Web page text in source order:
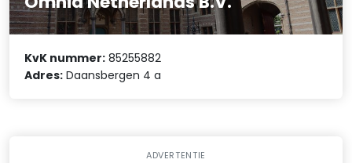
KvK nummer: 85255882
Adres: Daansbergen 4 a
ADVERTENTIE